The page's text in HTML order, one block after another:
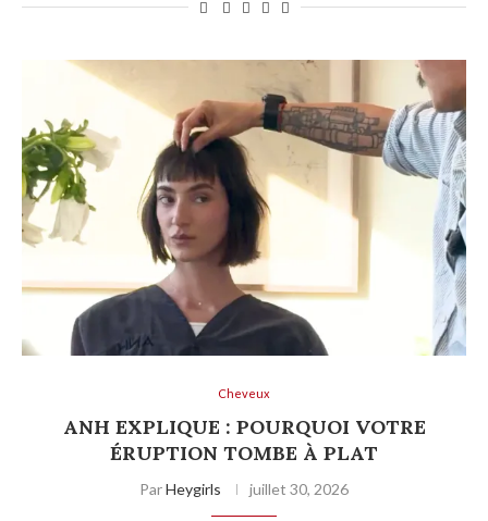
Cheveux
ANH EXPLIQUE : POURQUOI VOTRE
ÉRUPTION TOMBE À PLAT
ParHeygirls juillet 30, 2026